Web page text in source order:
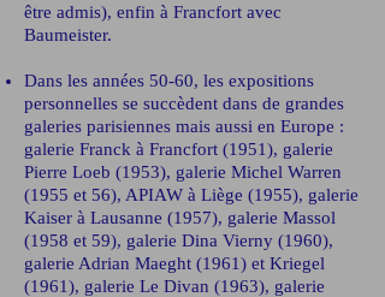
être admis), enfin à Francfort avec
Baumeister.
Dans les années 50-60, les expositions
personnelles se succèdent dans de grandes
galeries parisiennes mais aussi en Europe :
galerie Franck à Francfort (1951), galerie
Pierre Loeb (1953), galerie Michel Warren
(1955 et 56), APIAW à Liège (1955), galerie
Kaiser à Lausanne (1957), galerie Massol
(1958 et 59), galerie Dina Vierny (1960),
galerie Adrian Maeght (1961) et Kriegel
(1961), galerie Le Divan (1963), galerie